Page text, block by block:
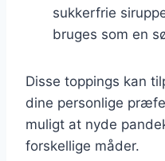
sukkerfrie
bruges som en
Disse toppings kan
dine personlige
muligt at nyde
forskellige måder.